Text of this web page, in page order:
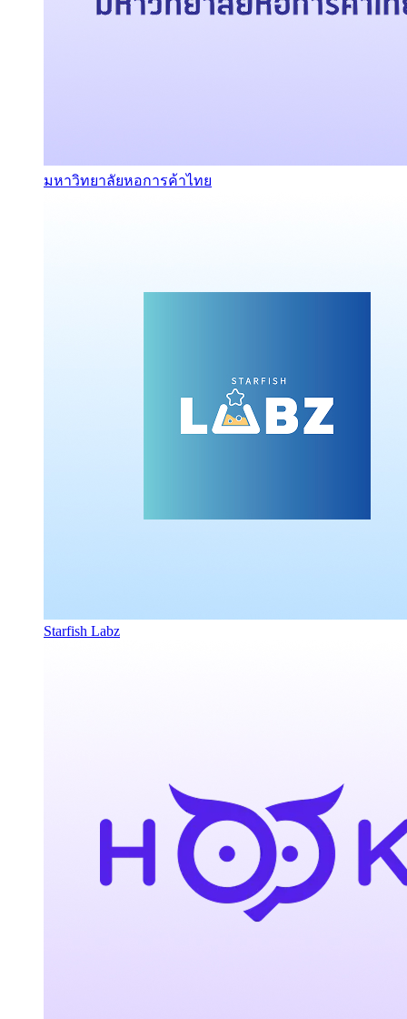
มหาวิทยาลัยหอการค้าไทย
Starfish Labz